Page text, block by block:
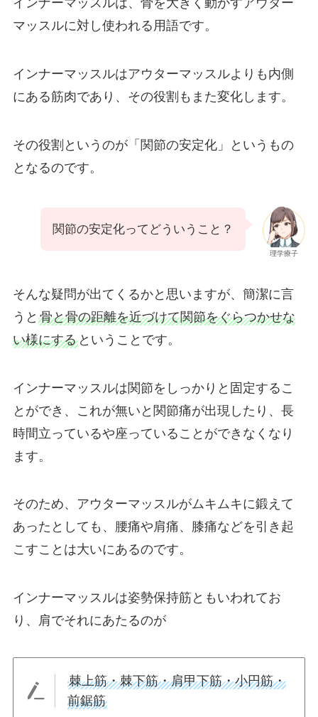
インナーマッスルは、骨を大きく動かすアウター
マッスルに対し使われる用語です。
インナーマッスルはアウターマッスルよりも内側
にある筋肉であり、その役割もまた変化します。
その役割というのが「関節の安定化」というもの
となるのです。
理学療子
関節の安定化ってどういうこと？
そんな疑問が出てくるかと思いますが、簡潔に言
うと 骨と骨の距離を近づけて関節をぐらつかせな
い様にするということです。
インナーマッスルは関節をしっかりと固定するこ
とができ、これが無いと関節痛が出現したり、長
時間立っているや座っていることができなくなり
ます。
そのため、アウターマッスルがムキムキに鍛えて
あったとしても、腰痛や肩痛、膝痛などを引き起
こすことは大いにあるのです。
インナーマッスルは姿勢保持筋ともいわれてお
り、肩でそれにあたるのが
棘上筋・棘下筋・肩甲下筋・小円筋・
前鋸筋